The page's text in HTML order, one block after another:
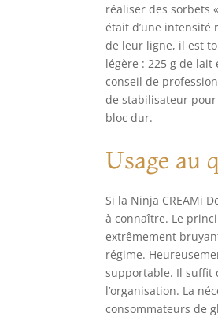
réaliser des sorbets
était d’une intensité
de leur ligne, il est
légère : 225 g de lait
conseil de
de stabilisateur
bloc dur.
Usage au
Si la Ninja CREAMi
à connaître. Le
extrêmement
régime.
supportable. Il suffit
l’organisation. La
consommateurs de